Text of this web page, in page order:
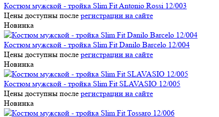
Костюм мужской - тройка Slim Fit Antonio Rossi 12/003
Цены доступны после регистрации на сайте
Новинка
Костюм мужской - тройка Slim Fit Danilo Barcelo 12/004
Цены доступны после регистрации на сайте
Новинка
Костюм мужской - тройка Slim Fit SLAVASIO 12/005
Цены доступны после регистрации на сайте
Новинка